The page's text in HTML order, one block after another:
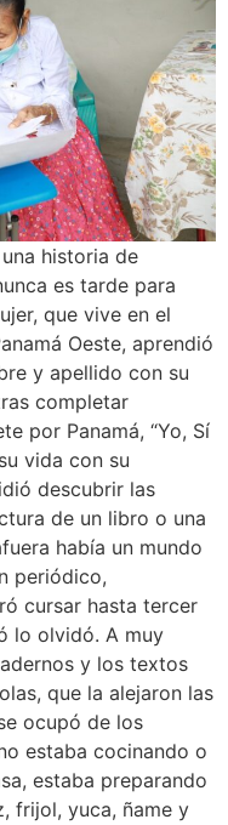
historia de
es tarde para
que vive en el
Oeste, aprendió
y apellido con su
completar
por Panamá, “Yo, Sí
vida con su
descubrir las
de un libro o una
había un mundo
periódico,
cursar hasta tercer
lo olvidó. A muy
y los textos
que la alejaron las
ocupó de los
estaba cocinando o
estaba preparando
frijol, yuca, ñame y